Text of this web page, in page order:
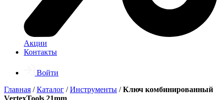
Акции
Контакты
Войти
Главная /Каталог /Инструменты /Ключ комбинированный
VertexTools 21mm